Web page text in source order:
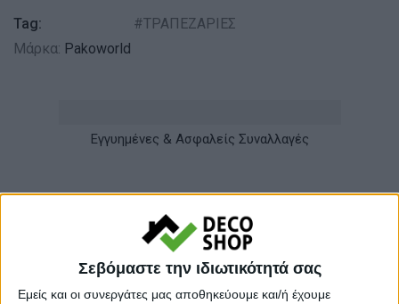
Σεβόμαστε την ιδιωτικότητά σας
Εμείς και οι συνεργάτες μας αποθηκεύουμε και/ή έχουμε
Tag:
ΤΡΑΠΕΖΑΡΙΕΣ
Μάρκα: Pakoworld
Εγγυημένες & Ασφαλείς Συναλλαγές
Πληροφορίες
Ένα σετ τραπεζαρίας minimal αισθητικής που συνδυάζει